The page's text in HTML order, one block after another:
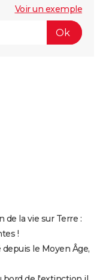
Voir un exemple
de la vie sur Terre :
!
le Moyen Âge,